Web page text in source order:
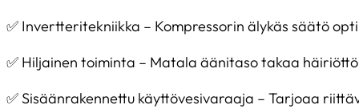
✅ Invertteritekniikka – Kompressorin älykäs säätö
✅ Hiljainen toiminta – Matala äänitaso takaa
✅ Sisäänrakennettu käyttövesivaraaja – Tarjoaa